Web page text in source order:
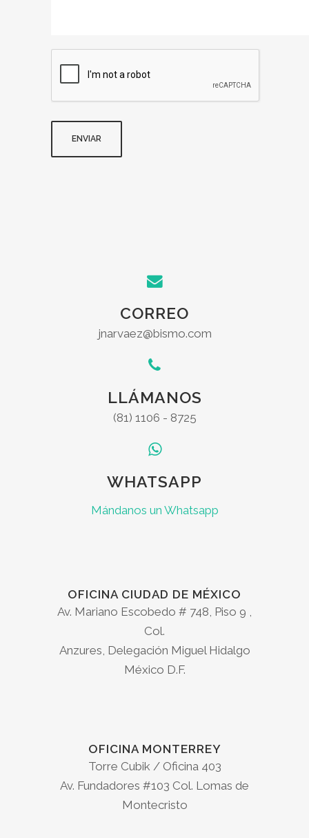
CORREO
jnarvaez@bismo.com
LLÁMANOS
(81) 1106 - 8725
WHATSAPP
Mándanos un Whatsapp
OFICINA CIUDAD DE MÉXICO
Av. Mariano Escobedo # 748, Piso 9 ,
Col.
Anzures, Delegación Miguel Hidalgo
México D.F.
OFICINA MONTERREY
Torre Cubik / Oficina 403
Av. Fundadores #103 Col. Lomas de
Montecristo